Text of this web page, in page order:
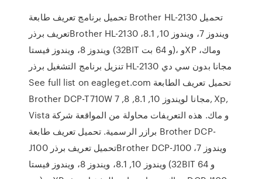
تحميل برنامج تعريف طابعة Brother HL-2130 تحميل
تعريف برذرBrother HL-2130 ويندوز 7، ويندوز 10, 8.1،
ويندوز 8، ويندوز فيستا (32BIT و 64 بت)، وXP وماك،
تنزيل برنامج التشغيل برذر HL-2130 مجانا بدون سي دي
See full list on eagleget.com تحميل تعريف الطابعة
Brother DCP-T710W مجانا لويندوز 10, 8.1, 8, 7, Xp,
Vista و ماك. هذه التعريفات محاولة من المواقعة شركة
برازر الرسمية. تحميل تعريف طابعة Brother DCP-
J100 تحميل تعريف برذرBrother DCP-J100 ويندوز 7،
ويندوز 10, 8.1، ويندوز 8، ويندوز فيستا (32BIT و 64